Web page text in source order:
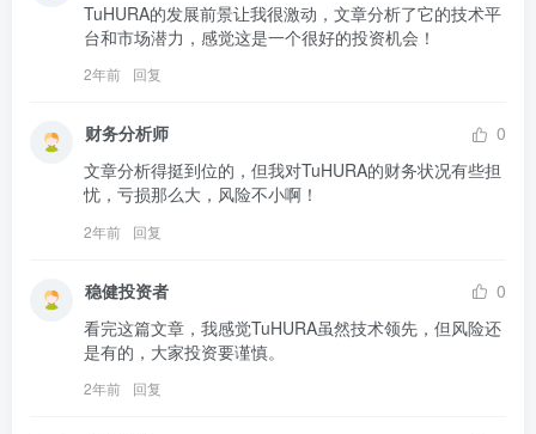
TuHURA的发展前景让我很激动，文章分析了它的技术平
台和市场潜力，感觉这是一个很好的投资机会！
2年前 回复
财务分析师
0
文章分析得挺到位的，但我对TuHURA的财务状况有些担
忧，亏损那么大，风险不小啊！
2年前 回复
稳健投资者
0
看完这篇文章，我感觉TuHURA虽然技术领先，但风险还
是有的，大家投资要谨慎。
2年前 回复